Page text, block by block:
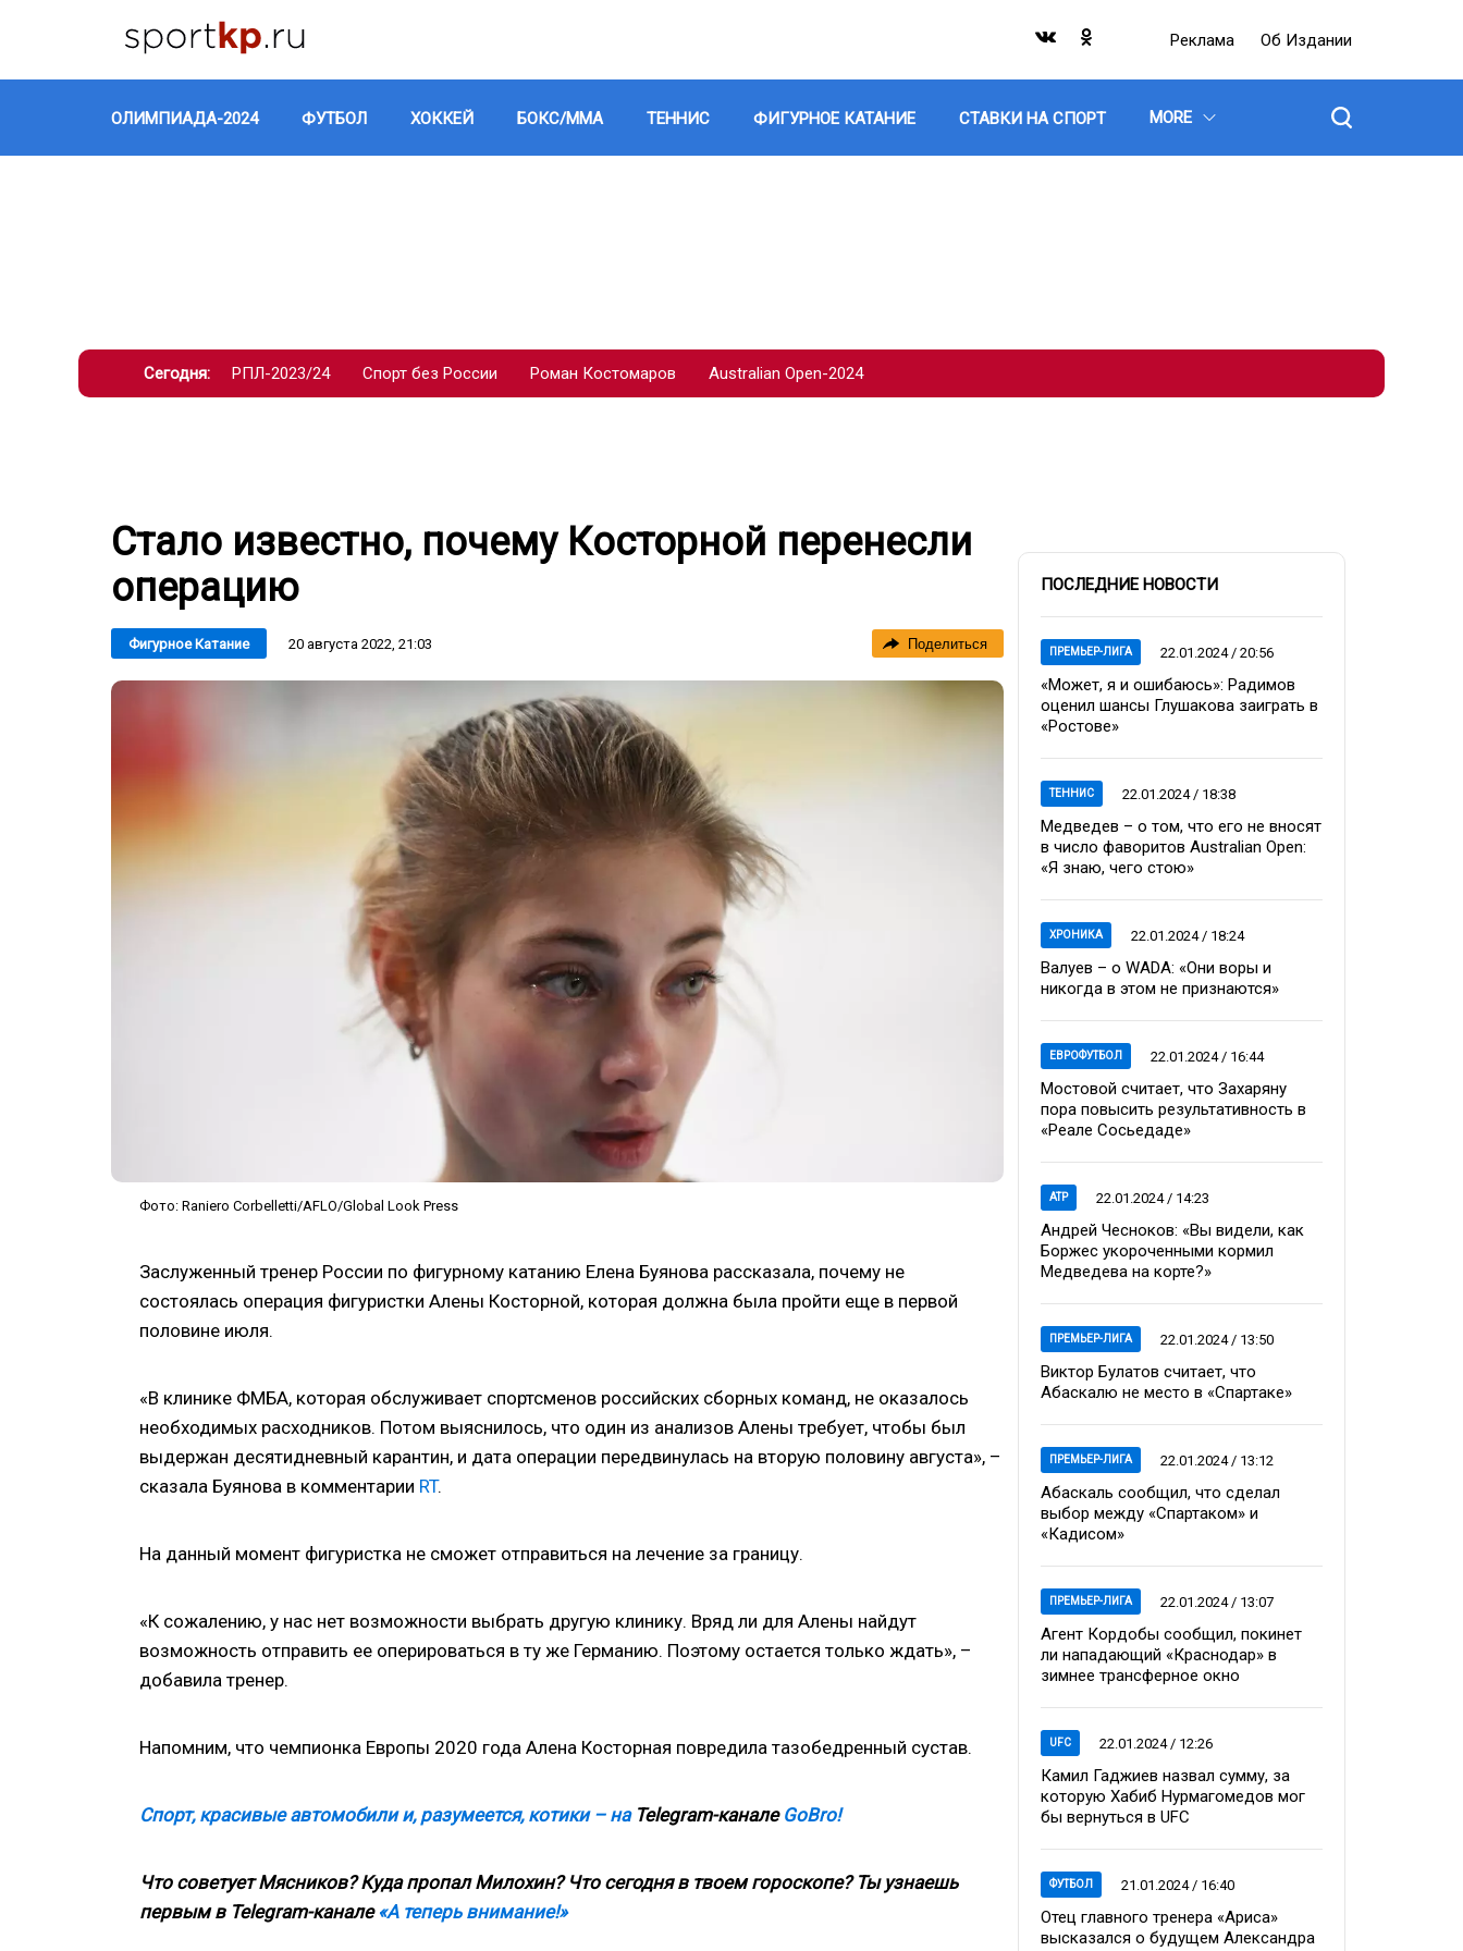
Реклама Об Издании
ОЛИМПИАДА-2024 ФУТБОЛ ХОККЕЙ БОКС/ММА ТЕННИС ФИГУРНОЕ КАТАНИЕ СТАВКИ НА СПОРТ MORE
Сегодня: РПЛ-2023/24 Спорт без России Роман Костомаров Australian Open-2024
Стало известно, почему Косторной перенесли
операцию
Фигурное Катание 20 августа 2022, 21:03 Поделиться
Фото: Raniero Corbelletti/AFLO/Global Look Press
Заслуженный тренер России по фигурному катанию Елена Буянова рассказала, почему не
состоялась операция фигуристки Алены Косторной, которая должна была пройти еще в первой
половине июля.
«В клинике ФМБА, которая обслуживает спортсменов российских сборных команд, не оказалось
необходимых расходников. Потом выяснилось, что один из анализов Алены требует, чтобы был
выдержан десятидневный карантин, и дата операции передвинулась на вторую половину августа», –
сказала Буянова в комментарии RT.
На данный момент фигуристка не сможет отправиться на лечение за границу.
«К сожалению, у нас нет возможности выбрать другую клинику. Вряд ли для Алены найдут
возможность отправить ее оперироваться в ту же Германию. Поэтому остается только ждать», –
добавила тренер.
Напомним, что чемпионка Европы 2020 года Алена Косторная повредила тазобедренный сустав.
Спорт, красивые автомобили и, разумеется, котики – на Telegram-канале GoBro!
Что советует Мясников? Куда пропал Милохин? Что сегодня в твоем гороскопе? Ты узнаешь
первым в Telegram-канале «А теперь внимание!»
ПОСЛЕДНИЕ НОВОСТИ
ПРЕМЬЕР-ЛИГА 22.01.2024 / 20:56
«Может, я и ошибаюсь»: Радимов
оценил шансы Глушакова заиграть в
«Ростове»
ТЕННИС 22.01.2024 / 18:38
Медведев – о том, что его не вносят
в число фаворитов Australian Open:
«Я знаю, чего стою»
ХРОНИКА 22.01.2024 / 18:24
Валуев – о WADA: «Они воры и
никогда в этом не признаются»
ЕВРОФУТБОЛ 22.01.2024 / 16:44
Мостовой считает, что Захаряну
пора повысить результативность в
«Реале Сосьедаде»
ATP 22.01.2024 / 14:23
Андрей Чесноков: «Вы видели, как
Боржес укороченными кормил
Медведева на корте?»
ПРЕМЬЕР-ЛИГА 22.01.2024 / 13:50
Виктор Булатов считает, что
Абаскалю не место в «Спартаке»
ПРЕМЬЕР-ЛИГА 22.01.2024 / 13:12
Абаскаль сообщил, что сделал
выбор между «Спартаком» и
«Кадисом»
ПРЕМЬЕР-ЛИГА 22.01.2024 / 13:07
Агент Кордобы сообщил, покинет
ли нападающий «Краснодар» в
зимнее трансферное окно
UFC 22.01.2024 / 12:26
Камил Гаджиев назвал сумму, за
которую Хабиб Нурмагомедов мог
бы вернуться в UFC
ФУТБОЛ 21.01.2024 / 16:40
Отец главного тренера «Ариса»
высказался о будущем Александра